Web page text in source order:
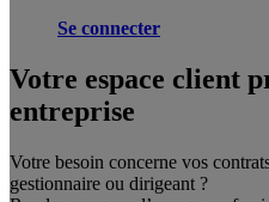
Se connecter
Votre espace client
entreprise
Votre besoin concerne vos
gestionnaire ou dirigeant ?